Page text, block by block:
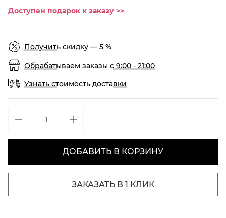
Доступен подарок к заказу >>
Получить скидку — 5 %
Обрабатываем заказы с 9:00 - 21:00
Узнать стоимость доставки
ДОБАВИТЬ В КОРЗИНУ
ЗАКАЗАТЬ В 1 КЛИК